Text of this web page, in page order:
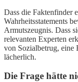
Dass die Faktenfinder
Wahrheitsstatements
Armutszeugnis. Dass
relevanten Experten
von Sozialbetrug, eine
lächerlich.
Die Frage hätte